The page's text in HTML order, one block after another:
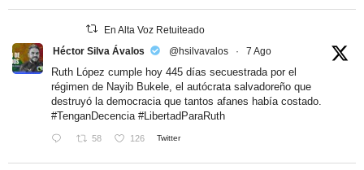
En Alta Voz Retuiteado
Héctor Silva Ávalos
@hsilvavalos · 7 Ago
Ruth López cumple hoy 445 días secuestrada por el
régimen de Nayib Bukele, el autócrata salvadoreño que
destruyó la democracia que tantos afanes había costado.
#TenganDecencia #LibertadParaRuth
58 126 Twitter